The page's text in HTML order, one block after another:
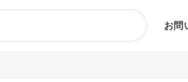
お問